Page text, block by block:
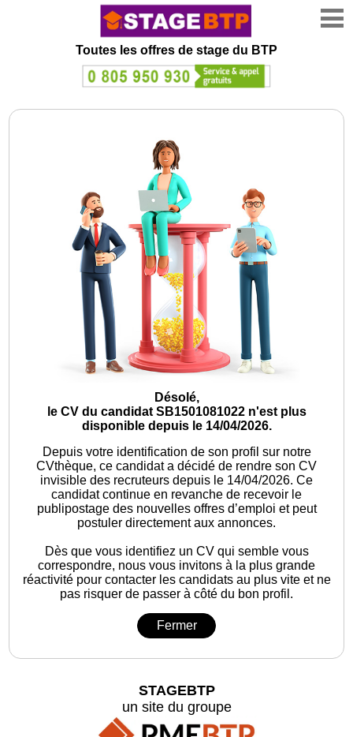
Toutes les offres de stage du BTP
Désolé,
le CV du candidat SB1501081022 n'est plus
disponible depuis le 14/04/2026.
Depuis votre identification de son profil sur notre
CVthèque, ce candidat a décidé de rendre son CV
invisible des recruteurs depuis le 14/04/2026. Ce
candidat continue en revanche de recevoir le
publipostage des nouvelles offres d’emploi et peut
postuler directement aux annonces.
Dès que vous identifiez un CV qui semble vous
correspondre, nous vous invitons à la plus grande
réactivité pour contacter les candidats au plus vite et ne
pas risquer de passer à côté du bon profil.
Fermer
STAGEBTP
un site du groupe